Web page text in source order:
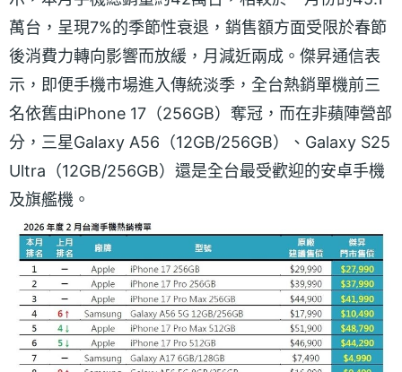
萬台，呈現7%的季節性衰退，銷售額方面受限於春節
後消費力轉向影響而放緩，月減近兩成。傑昇通信表
示，即便手機市場進入傳統淡季，全台熱銷單機前三
名依舊由iPhone 17（256GB）奪冠，而在非蘋陣營部
分，三星Galaxy A56（12GB/256GB）、Galaxy S25
Ultra（12GB/256GB）還是全台最受歡迎的安卓手機
及旗艦機。